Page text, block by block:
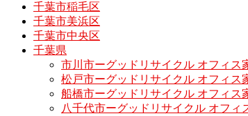
千葉市稲毛区
千葉市美浜区
千葉市中央区
千葉県
市川市ーグッドリサイクル オフィス
松戸市ーグッドリサイクル オフィ
船橋市ーグッドリサイクル オフィス
八千代市ーグッドリサイクル オフィ